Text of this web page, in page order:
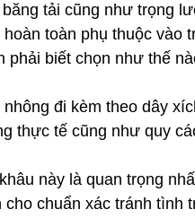
tải cũng như trọng
toàn phụ thuộc vào
biết chọn như thế
đi kèm theo dây
thực tế cũng như quy
này là quan trọng
chuẩn xác tránh tình